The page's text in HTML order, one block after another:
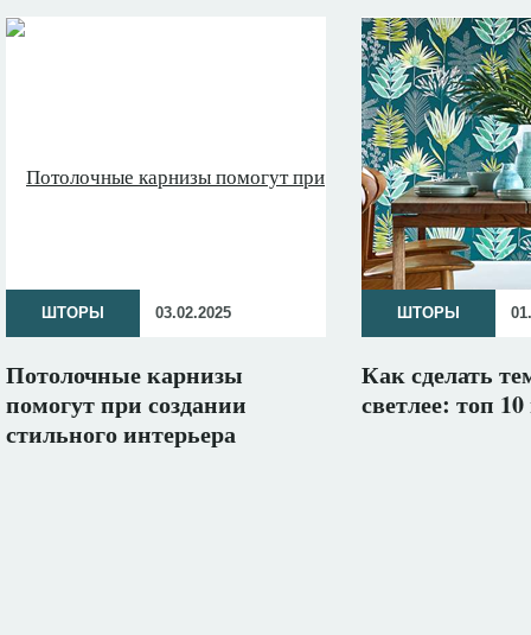
ШТОРЫ 03.02.2025
Потолочные карнизы
помогут при создании
стильного интерьера
ШТОРЫ
Как сделать
светлее: топ